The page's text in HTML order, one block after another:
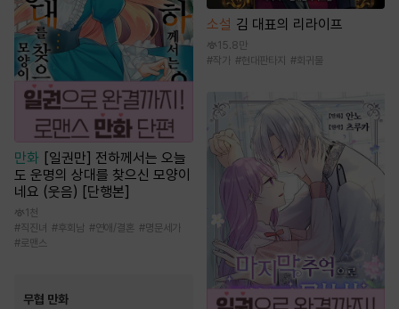
만화 [일권만] 전하께서는 오늘
도 운명의 상대를 찾으신 모양이
네요 (웃음) [단행본]
1천
#직진녀 #후회남 #연애/결혼 #명문세가
#로맨스
무협 만화
소설 김 대표의 리라이프
15.8만
#작가 #현대판타지 #회귀물